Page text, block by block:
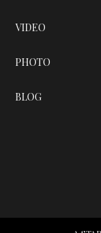
VIDEO
PHOTO
BLOG